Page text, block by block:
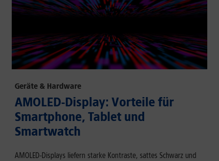
Geräte & Hardware
AMOLED-Display: Vorteile für
Smartphone, Tablet und
Smartwatch
AMOLED-Displays liefern starke Kontraste, sattes Schwarz und